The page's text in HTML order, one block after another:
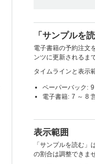
「サンプルを
電子書籍の予約注文
ンツに更新されるま
タイムラインと表示
ペーパーバック:
電子書籍: 7 ～ 8
表示範囲
「サンプルを読む
の割合は調整できま